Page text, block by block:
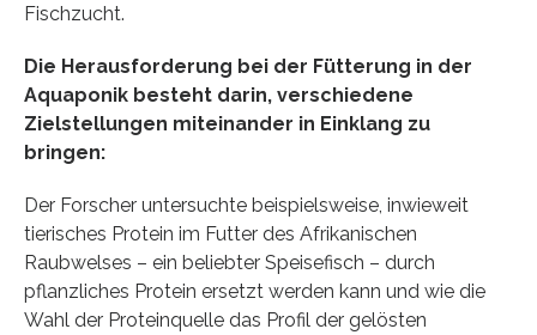
Fischzucht.
Die Herausforderung bei der Fütterung in der
Aquaponik besteht darin, verschiedene
Zielstellungen miteinander in Einklang zu
bringen:
Der Forscher untersuchte beispielsweise, inwieweit
tierisches Protein im Futter des Afrikanischen
Raubwelses – ein beliebter Speisefisch – durch
pflanzliches Protein ersetzt werden kann und wie die
Wahl der Proteinquelle das Profil der gelösten